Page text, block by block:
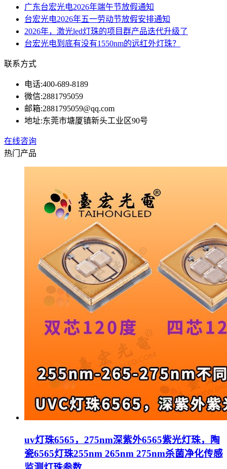
广东台宏光电2026年端午节放假通知
台宏光电2026年五一劳动节放假安排通知
2026年，激光led灯珠的项目群产品迭代升级了
台宏光电到底有没有1550nm的远红外灯珠？
联系方式
电话:400-689-8189
微信:2881795059
邮箱:2881795059@qq.com
地址:东莞市塘厦镇新头工业区90号
在线咨询
热门产品
uv灯珠6565，275nm深紫外6565紫光灯珠，陶
瓷6565灯珠255nm 265nm 275nm杀菌净化传感